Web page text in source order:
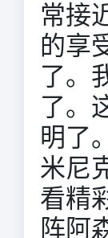
常接
的享
了。
了。
明了
米尼
看精
阵阿